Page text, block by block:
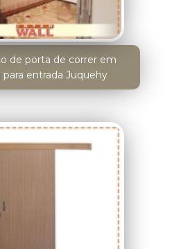
de porta de correr em
para entrada Juquehy